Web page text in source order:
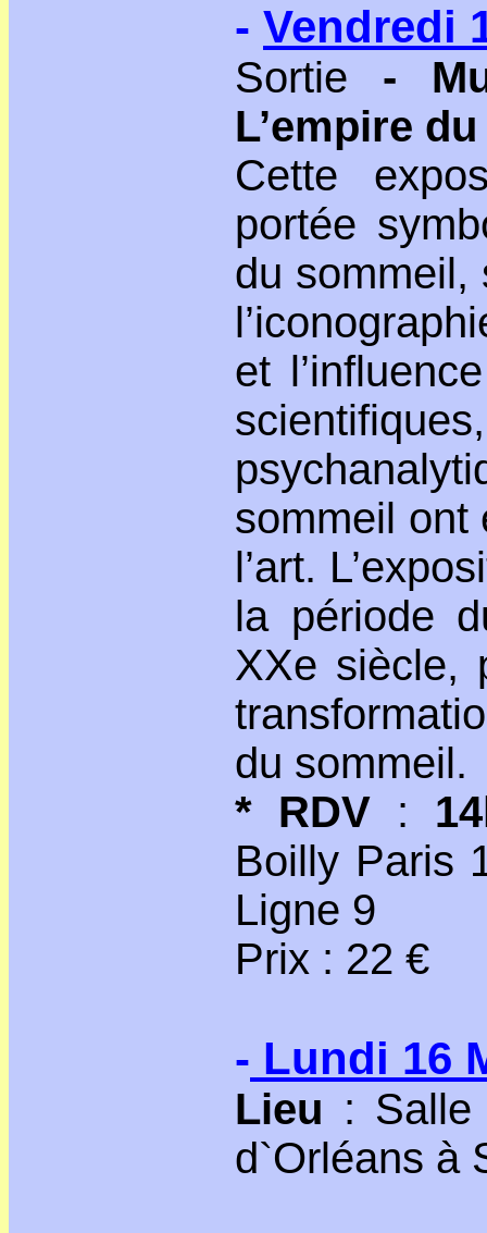
- Vendredi
Sortie -
L’empire
Cette
portée
du sommeil,
et
sommeil ont
l’art.
la période
XXe siècle,
du sommeil.
* RDV :
Boilly Paris
Ligne 9
Prix : 22 €
- Lundi 16
Lieu :
d`Orléans à